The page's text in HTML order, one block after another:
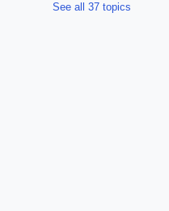
See all 37 topics